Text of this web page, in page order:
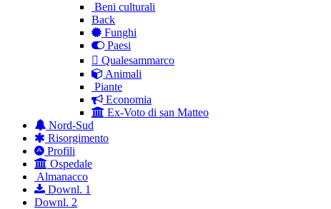
Beni culturali
Back
Funghi
Paesi
Qualesammarco
Animali
Piante
Economia
Ex-Voto di san Matteo
Nord-Sud
Risorgimento
Profili
Ospedale
Almanacco
Downl. 1
Downl. 2